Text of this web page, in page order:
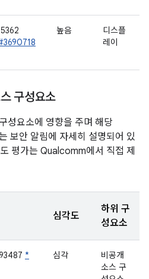
높음
디스플
레이
구성요소
성요소에 영향을 주며 해당
보안 알림에 자세히 설명되어 있
평가는 Qualcomm에서 직접 제
심각도
하위 구
성요소
* 심각
비공개
소스 구